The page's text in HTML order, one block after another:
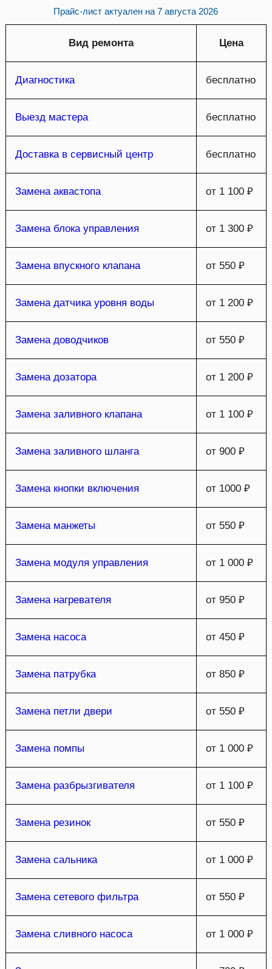
Прайс-лист актуален на7 августа 2026
Вид ремонта Цена
Диагностика бесплатно
Выезд мастера бесплатно
Доставка в сервисный центр бесплатно
Замена аквастопа от 1 100 ₽
Замена блока управления от 1 300 ₽
Замена впускного клапана от 550 ₽
Замена датчика уровня воды от 1 200 ₽
Замена доводчиков от 550 ₽
Замена дозатора от 1 200 ₽
Замена заливного клапана от 1 100 ₽
Замена заливного шланга от 900 ₽
Замена кнопки включения от 1000 ₽
Замена манжеты от 550 ₽
Замена модуля управления от 1 000 ₽
Замена нагревателя от 950 ₽
Замена насоса от 450 ₽
Замена патрубка от 850 ₽
Замена петли двери от 550 ₽
Замена помпы от 1 000 ₽
Замена разбрызгивателя от 1 100 ₽
Замена резинок от 550 ₽
Замена сальника от 1 000 ₽
Замена сетевого фильтра от 550 ₽
Замена сливного насоса от 1 000 ₽